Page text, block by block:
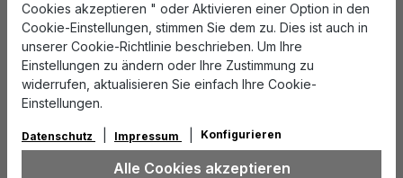
Cookies akzeptieren " oder Aktivieren einer Option in den
Cookie-Einstellungen, stimmen Sie dem zu. Dies ist auch in
unserer Cookie-Richtlinie beschrieben. Um Ihre
Einstellungen zu ändern oder Ihre Zustimmung zu
widerrufen, aktualisieren Sie einfach Ihre Cookie-
Einstellungen.
Datenschutz Impressum Konfigurieren
Alle Cookies akzeptieren